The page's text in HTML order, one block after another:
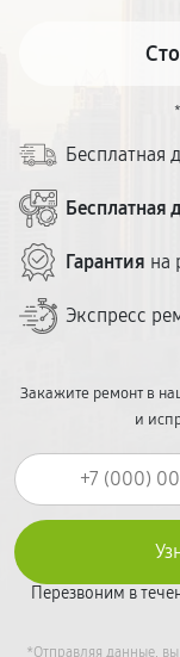
Бесплатная
Бесплатная
Гарантия на
Экспресс
Закажите ремонт в
и
Перезвоним в
*Отправляя данные, вы